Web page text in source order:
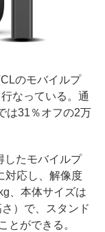
のモバイルプ
なっている。通
は31％オフの2万
たモバイルプ
対応し、解像度
、本体サイズは
）で、スタンド
とができる。